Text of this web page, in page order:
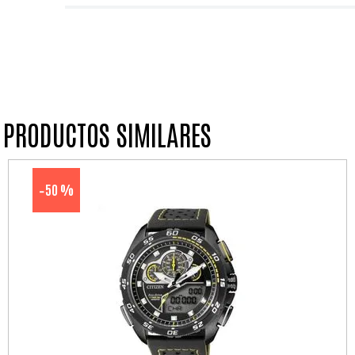
PRODUCTOS SIMILARES
-50 %